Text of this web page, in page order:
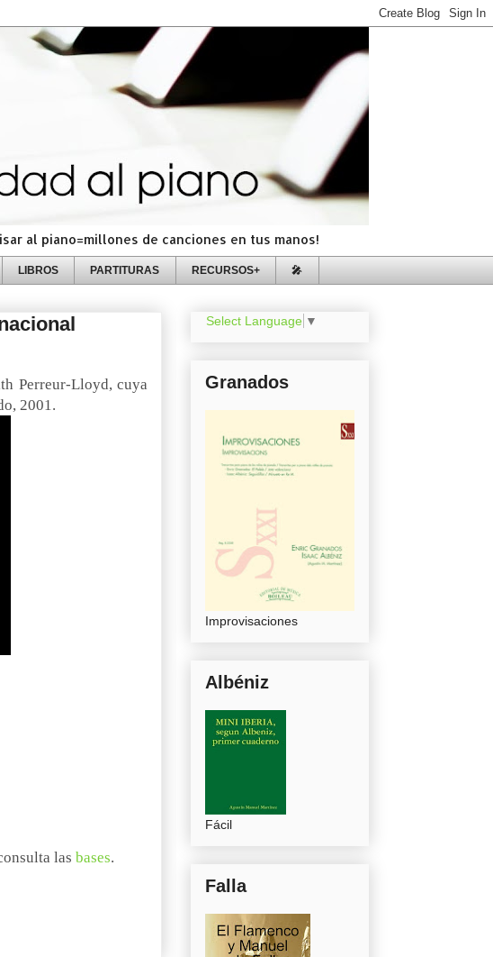
al piano=millones de canciones en tus manos!
LIBROS PARTITURAS RECURSOS+ 🎤
Perreur-Lloyd, cuya
2001.
las bases.
Select Language ▼
Granados
Improvisaciones
Albéniz
Fácil
Falla